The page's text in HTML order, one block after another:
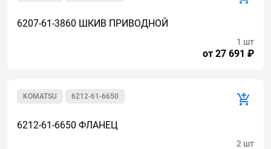
6207-61-3860 ШКИВ ПРИВОДНОЙ
от 27 691 ₽
1 шт
6212-61-6650
KOMATSU
6212-61-6650 ФЛАНЕЦ
2 шт